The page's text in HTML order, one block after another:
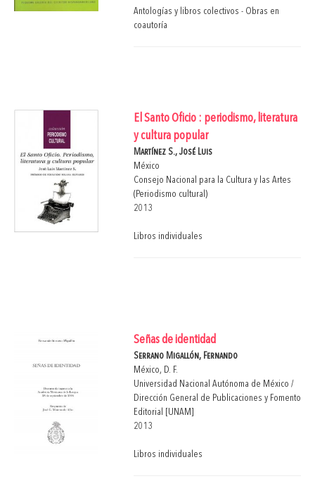
Antologías y libros colectivos - Obras en
coautoría
El Santo Oficio : periodismo, literatura
y cultura popular
Martínez S., José Luis
México
Consejo Nacional para la Cultura y las Artes
(Periodismo cultural)
2013
Libros individuales
Señas de identidad
Serrano Migallón, Fernando
México, D. F.
Universidad Nacional Autónoma de México /
Dirección General de Publicaciones y Fomento
Editorial [UNAM]
2013
Libros individuales